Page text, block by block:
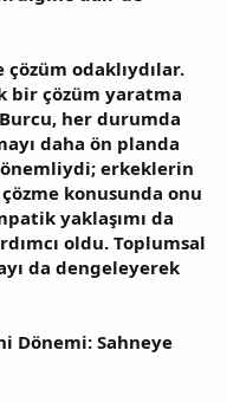
odaklıydılar.
bir çözüm yaratma
her durumda
daha ön planda
önemliydi; erkeklerin
konusunda onu
yaklaşımı da
oldu. Toplumsal
da dengeleyerek
Dönemi: Sahneye